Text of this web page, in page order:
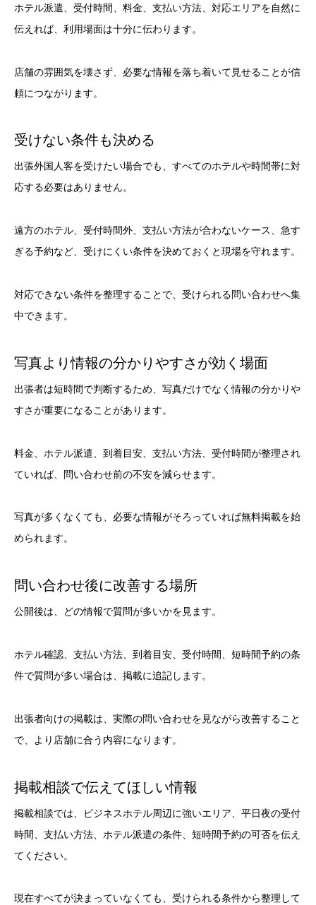
ホテル派遣、受付時間、料金、支払い方法、対応エリアを自然に
伝えれば、利用場面は十分に伝わります。
店舗の雰囲気を壊さず、必要な情報を落ち着いて見せることが信
頼につながります。
受けない条件も決める
出張外国人客を受けたい場合でも、すべてのホテルや時間帯に対
応する必要はありません。
遠方のホテル、受付時間外、支払い方法が合わないケース、急す
ぎる予約など、受けにくい条件を決めておくと現場を守れます。
対応できない条件を整理することで、受けられる問い合わせへ集
中できます。
写真より情報の分かりやすさが効く場面
出張者は短時間で判断するため、写真だけでなく情報の分かりや
すさが重要になることがあります。
料金、ホテル派遣、到着目安、支払い方法、受付時間が整理され
ていれば、問い合わせ前の不安を減らせます。
写真が多くなくても、必要な情報がそろっていれば無料掲載を始
められます。
問い合わせ後に改善する場所
公開後は、どの情報で質問が多いかを見ます。
ホテル確認、支払い方法、到着目安、受付時間、短時間予約の条
件で質問が多い場合は、掲載に追記します。
出張者向けの掲載は、実際の問い合わせを見ながら改善すること
で、より店舗に合う内容になります。
掲載相談で伝えてほしい情報
掲載相談では、ビジネスホテル周辺に強いエリア、平日夜の受付
時間、支払い方法、ホテル派遣の条件、短時間予約の可否を伝え
てください。
現在すべてが決まっていなくても、受けられる条件から整理して